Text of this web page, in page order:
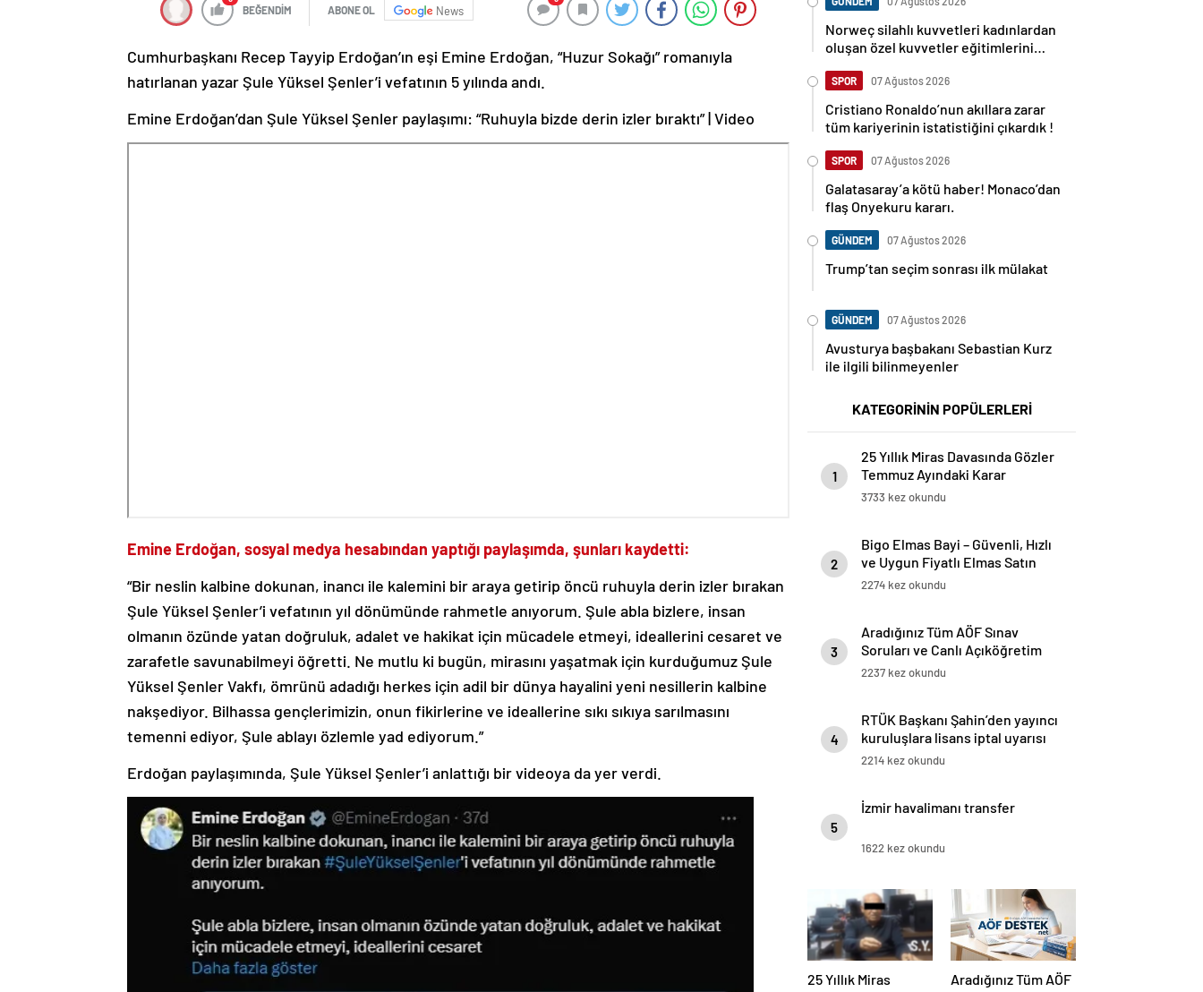
BEĞENDİM ABONE OL News
Cumhurbaşkanı Recep Tayyip Erdoğan’ın eşi Emine Erdoğan, “Huzur Sokağı” romanıyla
hatırlanan yazar Şule Yüksel Şenler’i vefatının 5 yılında andı.
Emine Erdoğan’dan Şule Yüksel Şenler paylaşımı: “Ruhuyla bizde derin izler bıraktı” | Video
Emine Erdoğan, sosyal medya hesabından yaptığı paylaşımda, şunları kaydetti:
“Bir neslin kalbine dokunan, inancı ile kalemini bir araya getirip öncü ruhuyla derin izler bırakan
Şule Yüksel Şenler’i vefatının yıl dönümünde rahmetle anıyorum. Şule abla bizlere, insan
olmanın özünde yatan doğruluk, adalet ve hakikat için mücadele etmeyi, ideallerini cesaret ve
zarafetle savunabilmeyi öğretti. Ne mutlu ki bugün, mirasını yaşatmak için kurduğumuz Şule
Yüksel Şenler Vakfı, ömrünü adadığı herkes için adil bir dünya hayalini yeni nesillerin kalbine
nakşediyor. Bilhassa gençlerimizin, onun fikirlerine ve ideallerine sıkı sıkıya sarılmasını
temenni ediyor, Şule ablayı özlemle yad ediyorum.”
Erdoğan paylaşımında, Şule Yüksel Şenler’i anlattığı bir videoya da yer verdi.
Norweç silahlı kuvvetleri kadınlardan
oluşan özel kuvvetler eğitimlerini
SPOR 07 Ağustos 2026
Cristiano Ronaldo’nun akıllara zarar
tüm kariyerinin istatistiğini çıkardık !
SPOR 07 Ağustos 2026
Galatasaray’a kötü haber! Monaco’dan
flaş Onyekuru kararı.
GÜNDEM 07 Ağustos 2026
Trump’tan seçim sonrası ilk mülakat
GÜNDEM 07 Ağustos 2026
Avusturya başbakanı Sebastian Kurz
ile ilgili bilinmeyenler
KATEGORİNİN POPÜLERLERİ
1
25 Yıllık Miras Davasında Gözler
Temmuz Ayındaki Karar
Duruşmasına Çevrildi
3733 kez okundu
2
Bigo Elmas Bayi – Güvenli, Hızlı
ve Uygun Fiyatlı Elmas Satın
Almanın Yeni Adresi
2274 kez okundu
3
Aradığınız Tüm AÖF Sınav
Soruları ve Canlı Açıköğretim
Forumu Burada
2237 kez okundu
4
RTÜK Başkanı Şahin’den yayıncı
kuruluşlara lisans iptal uyarısı
2214 kez okundu
5
İzmir havalimanı transfer
1622 kez okundu
25 Yıllık Miras
Aradığınız Tüm AÖF